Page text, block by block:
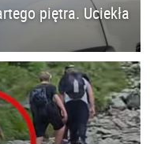
piętra. Uciekła